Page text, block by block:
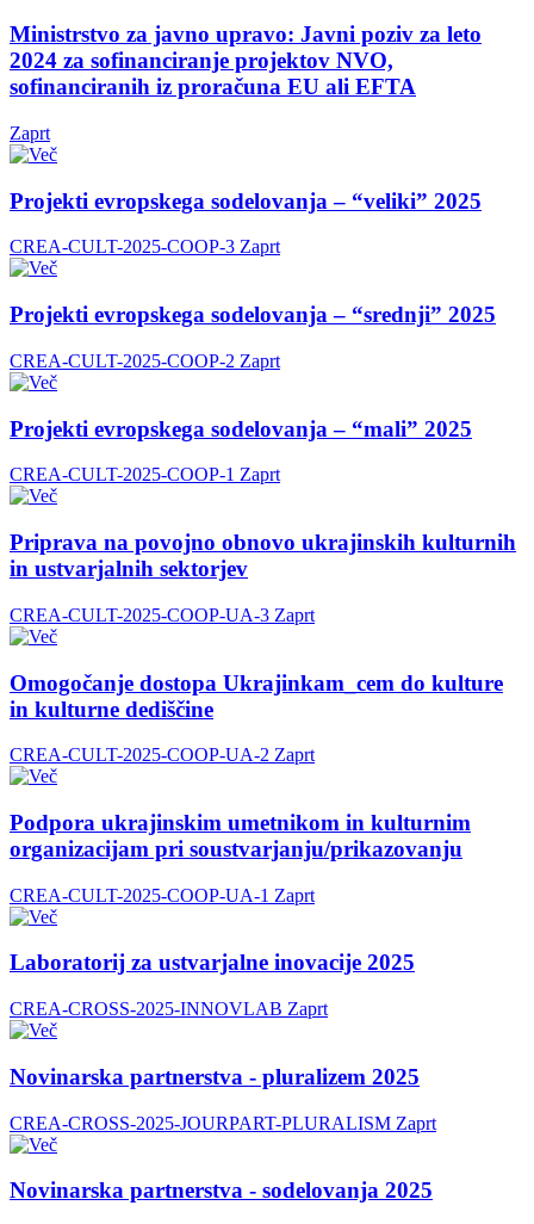
Ministrstvo za javno upravo: Javni poziv za leto
2024 za sofinanciranje projektov NVO,
sofinanciranih iz proračuna EU ali EFTA
Zaprt
Projekti evropskega sodelovanja – “veliki” 2025
CREA-CULT-2025-COOP-3 Zaprt
Projekti evropskega sodelovanja – “srednji” 2025
CREA-CULT-2025-COOP-2 Zaprt
Projekti evropskega sodelovanja – “mali” 2025
CREA-CULT-2025-COOP-1 Zaprt
Priprava na povojno obnovo ukrajinskih kulturnih
in ustvarjalnih sektorjev
CREA-CULT-2025-COOP-UA-3 Zaprt
Omogočanje dostopa Ukrajinkam_cem do kulture
in kulturne dediščine
CREA-CULT-2025-COOP-UA-2 Zaprt
Podpora ukrajinskim umetnikom in kulturnim
organizacijam pri soustvarjanju/prikazovanju
CREA-CULT-2025-COOP-UA-1 Zaprt
Laboratorij za ustvarjalne inovacije 2025
CREA-CROSS-2025-INNOVLAB Zaprt
Novinarska partnerstva - pluralizem 2025
CREA-CROSS-2025-JOURPART-PLURALISM Zaprt
Novinarska partnerstva - sodelovanja 2025